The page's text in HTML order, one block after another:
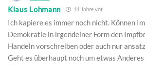
Klaus Lohmann 11 Jahre vor
Ich kapiere es immer noch nicht. Können
Demokratie in irgendeiner Form den
Handeln vorschreiben oder auch nur
Geht es überhaupt noch um etwas